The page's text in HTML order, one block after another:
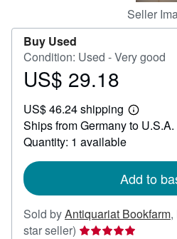
Seller
Buy Used
Condition: Used - Very good
Price
29.18
US$ 29.18
US$ 46.24 shipping
Learn
more
Ships from Germany to U.S.A.
Quantity: 1 available
Add to
Sold byAntiquariat Bookfarm,
star seller) Seller